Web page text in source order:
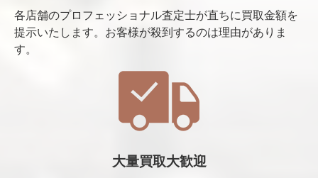
各店舗のプロフェッショナル査定士が直ちに買取金額を
提示いたします。お客様が殺到するのは理由がありま
す。
大量買取大歓迎